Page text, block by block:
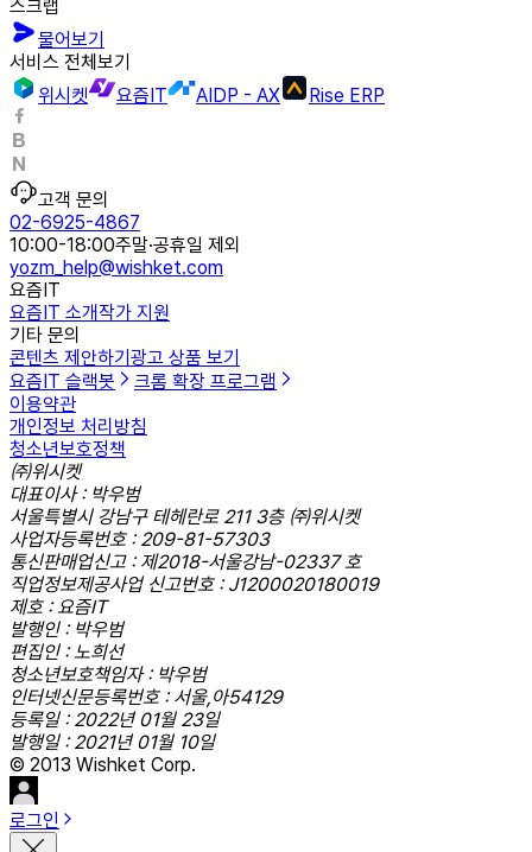
스크랩
물어보기
서비스 전체보기
위시켓
요즘IT AIDP - AX Rise ERP
고객 문의
02-6925-4867
10:00-18:00주말·공휴일 제외
yozm_help@wishket.com
요즘IT
요즘IT 소개작가 지원
기타 문의
콘텐츠 제안하기광고 상품 보기
요즘IT 슬랙봇
크롬 확장 프로그램
이용약관
개인정보 처리방침
청소년보호정책
㈜위시켓
대표이사 : 박우범
서울특별시 강남구 테헤란로 211 3층 ㈜위시켓
사업자등록번호 : 209-81-57303
통신판매업신고 : 제2018-서울강남-02337 호
직업정보제공사업 신고번호 : J1200020180019
제호 : 요즘IT
발행인 : 박우범
편집인 : 노희선
청소년보호책임자 : 박우범
인터넷신문등록번호 : 서울,아54129
등록일 : 2022년 01월 23일
발행일 : 2021년 01월 10일
© 2013 Wishket Corp.
로그인